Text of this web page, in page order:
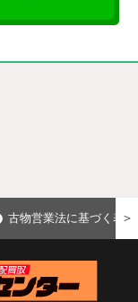
古物営業法に基づく表示
＞